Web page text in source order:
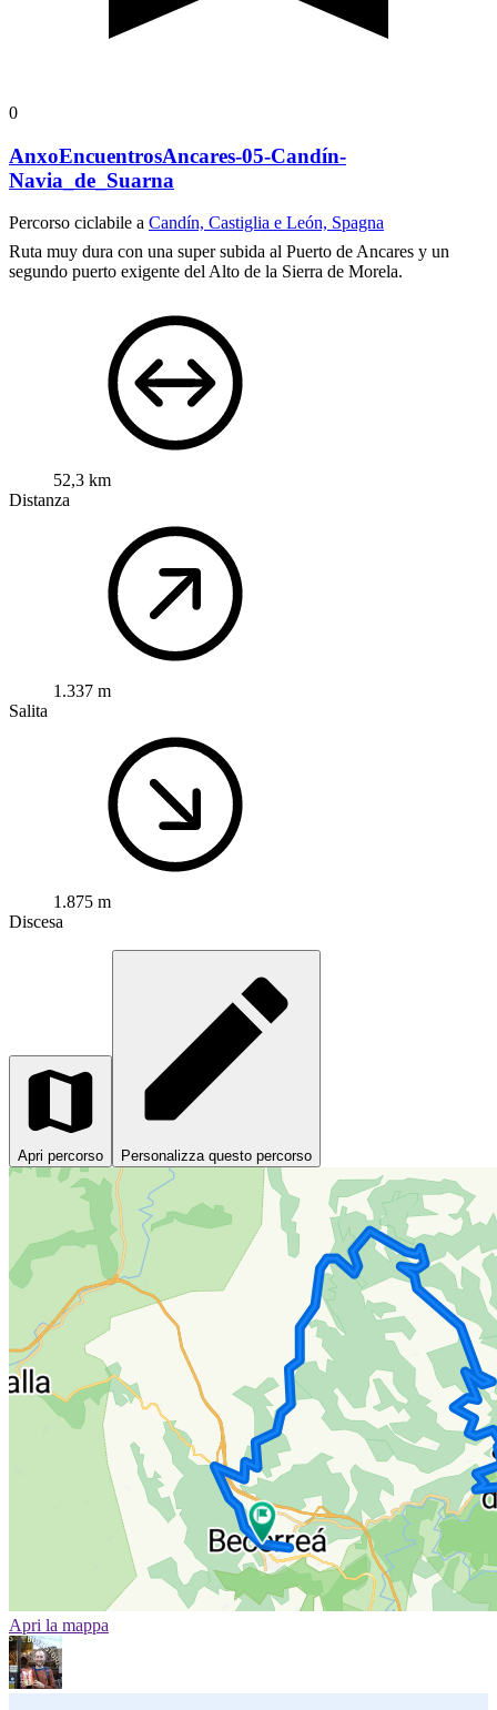
0
AnxoEncuentrosAncares-05-Candín-
Navia_de_Suarna
Percorso ciclabile a Candín, Castiglia e León, Spagna
Ruta muy dura con una super subida al Puerto de Ancares y un
segundo puerto exigente del Alto de la Sierra de Morela.
52,3 km
Distanza
1.337 m
Salita
1.875 m
Discesa
Apri percorso Personalizza questo percorso
Apri la mappa